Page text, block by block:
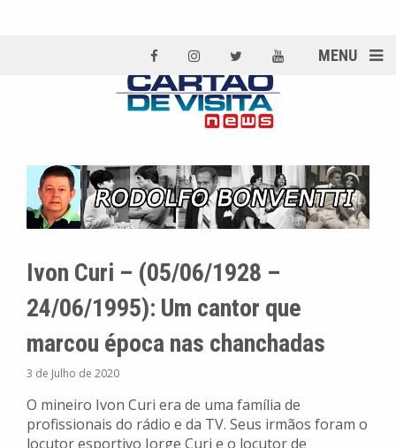
MENU
Ivon Curi – (05/06/1928 –
24/06/1995): Um cantor que
marcou época nas chanchadas
3 de Julho de 2020
O mineiro Ivon Curi era de uma família de
profissionais do rádio e da TV. Seus irmãos foram o
locutor esportivo Jorge Curi e o locutor de